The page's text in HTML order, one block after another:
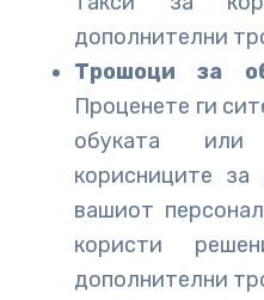
дополнителни
Трошоци за
Проценете ги
обуката или
корисниците за
вашиот
користи
дополнителни